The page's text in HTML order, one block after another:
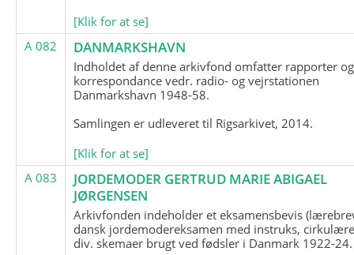
[Klik for at se]
A 082
DANMARKSHAVN
Indholdet af denne arkivfond omfatter rapporter og
korrespondance vedr. radio- og vejrstationen
Danmarkshavn 1948-58.
Samlingen er udleveret til Rigsarkivet, 2014.
[Klik for at se]
A 083
JORDEMODER GERTRUD MARIE ABIGAEL
JØRGENSEN
Arkivfonden indeholder et eksamensbevis
dansk jordemodereksamen med instruks,
div. skemaer brugt ved fødsler i Danmark 1922-24.